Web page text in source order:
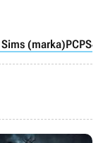
Sims (marka)PCPS4